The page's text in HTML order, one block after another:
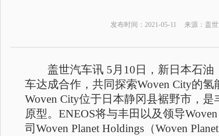
发布时间： 2021-05-11 来源： 盖
盖世汽车讯 5月10日，新日本石油
车达成合作，共同探索Woven City的
Woven City位于日本静冈县裾野市，
原型。ENEOS将与丰田以及领导
司Woven Planet Holdings（Woven